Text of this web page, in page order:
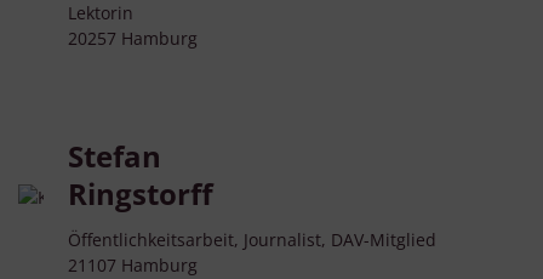
Lektorin
20257 Hamburg
Stefan
Ringstorff
Öffentlichkeitsarbeit, Journalist, DAV-Mitglied
21107 Hamburg